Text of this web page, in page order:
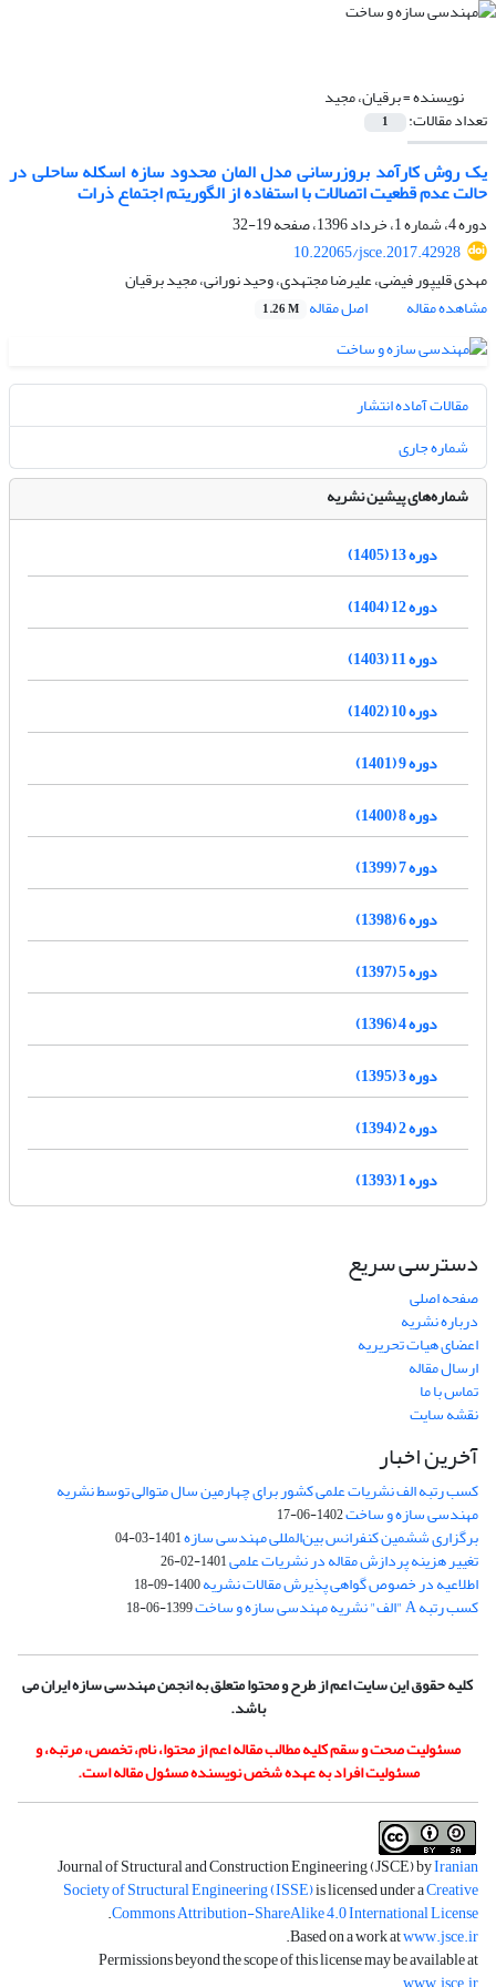
نویسنده =برقیان، مجید
تعداد مقالات: 1
یک روش کارآمد بروزرسانی مدل المان محدود سازه اسکله ساحلی در
حالت عدم قطعیت اتصالات با استفاده از الگوریتم اجتماع ذرات
دوره 4، شماره 1، خرداد 1396، صفحه
19-32
10.22065/jsce.2017.42928
مهدی قلیپور فیضی، علیرضا مجتهدی، وحید نورانی، مجید برقیان
مشاهده مقاله
اصل مقاله 1.26 M
مقالات آماده انتشار
شماره جاری
شماره‌های پیشین نشریه
دوره 13 (1405)
دوره 12 (1404)
دوره 11 (1403)
دوره 10 (1402)
دوره 9 (1401)
دوره 8 (1400)
دوره 7 (1399)
دوره 6 (1398)
دوره 5 (1397)
دوره 4 (1396)
دوره 3 (1395)
دوره 2 (1394)
دوره 1 (1393)
دسترسی سریع
صفحه اصلی
درباره نشریه
اعضای هیات تحریریه
ارسال مقاله
تماس با ما
نقشه سایت
آخرین اخبار
کسب رتبه الف نشریات علمی کشور برای چهارمین سال متوالی توسط نشریه
مهندسی سازه و ساخت1402-06-17
برگزاری ششمین کنفرانس بین‌المللی مهندسی سازه1401-03-04
تغییر هزینه پردازش مقاله در نشریات علمی1401-02-26
اطلاعیه در خصوص گواهی پذیرش مقالات نشریه1400-09-18
کسب رتبه A "الف" نشریه مهندسی سازه و ساخت 1399-06-18
کلیه حقوق این سایت اعم از طرح و محتوا متعلق به انجمن مهندسی سازه ایران می
باشد.
مسئولیت صحت و سقم کلیه مطالب مقاله اعم از محتوا، نام، تخصص، مرتبه، و
مسئولیت افراد به عهده شخص نویسنده مسئول مقاله است.
Journal of Structural and Construction Engineering (JSCE) byIranian
Society of Structural Engineering (ISSE)is licensed under aCreative
Commons Attribution-ShareAlike 4.0 International License
.
Based on a work atwww.jsce.ir
.
Permissions beyond the scope of this license may be available at